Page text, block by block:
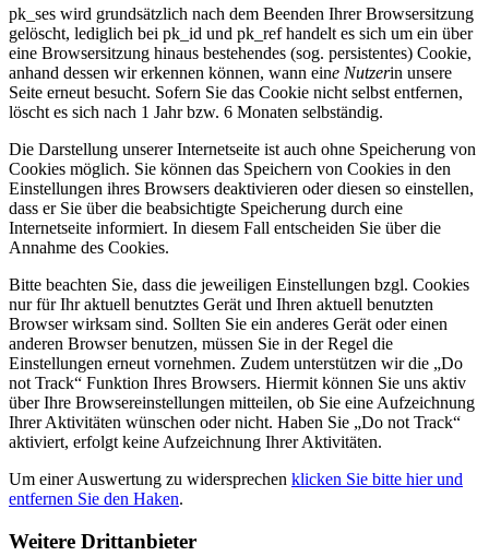
pk_ses wird grundsätzlich nach dem Beenden Ihrer Browsersitzung
gelöscht, lediglich bei pk_id und pk_ref handelt es sich um ein über
eine Browsersitzung hinaus bestehendes (sog. persistentes) Cookie,
anhand dessen wir erkennen können, wann eine Nutzerin unsere
Seite erneut besucht. Sofern Sie das Cookie nicht selbst entfernen,
löscht es sich nach 1 Jahr bzw. 6 Monaten selbständig.
Die Darstellung unserer Internetseite ist auch ohne Speicherung von
Cookies möglich. Sie können das Speichern von Cookies in den
Einstellungen ihres Browsers deaktivieren oder diesen so einstellen,
dass er Sie über die beabsichtigte Speicherung durch eine
Internetseite informiert. In diesem Fall entscheiden Sie über die
Annahme des Cookies.
Bitte beachten Sie, dass die jeweiligen Einstellungen bzgl. Cookies
nur für Ihr aktuell benutztes Gerät und Ihren aktuell benutzten
Browser wirksam sind. Sollten Sie ein anderes Gerät oder einen
anderen Browser benutzen, müssen Sie in der Regel die
Einstellungen erneut vornehmen. Zudem unterstützen wir die „Do
not Track“ Funktion Ihres Browsers. Hiermit können Sie uns aktiv
über Ihre Browsereinstellungen mitteilen, ob Sie eine Aufzeichnung
Ihrer Aktivitäten wünschen oder nicht. Haben Sie „Do not Track“
aktiviert, erfolgt keine Aufzeichnung Ihrer Aktivitäten.
Um einer Auswertung zu widersprechen klicken Sie bitte hier und
entfernen Sie den Haken.
Weitere Drittanbieter